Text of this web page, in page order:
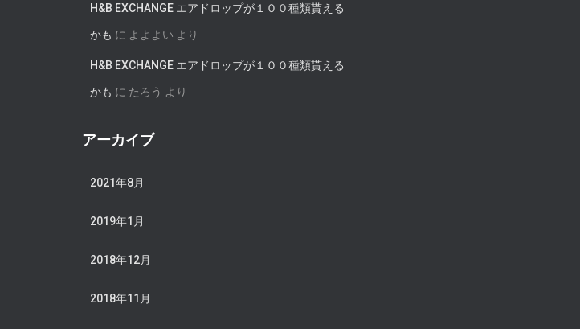
H&B EXCHANGE エアドロップが１００種類貰える
かも に よよよい より
H&B EXCHANGE エアドロップが１００種類貰える
かも に たろう より
アーカイブ
2021年8月
2019年1月
2018年12月
2018年11月